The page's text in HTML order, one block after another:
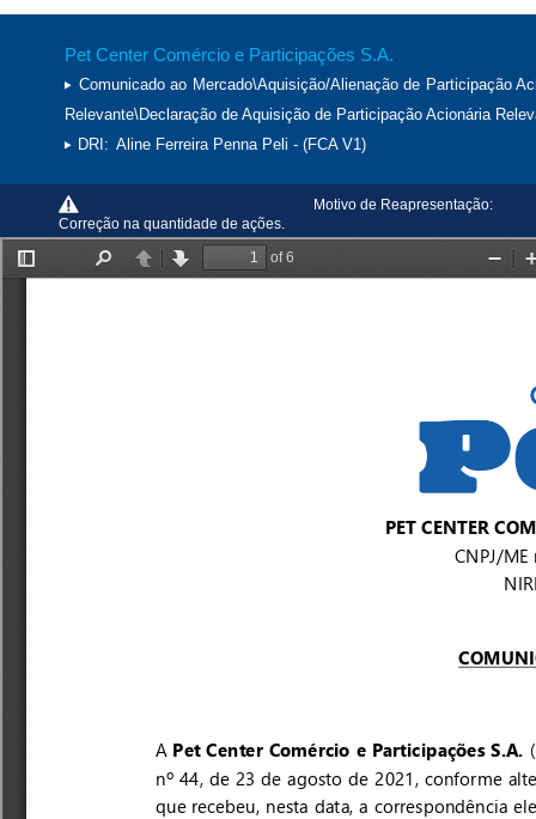
Pet Center Comércio e Participações S.A.
Comunicado ao Mercado\Aquisição/Alienação de Participação
Relevante\Declaração de Aquisição de Participação Acionária
DRI: Aline Ferreira Penna Peli - (FCA V1)
Motivo de Reapresentação:
Correção na quantidade de ações.